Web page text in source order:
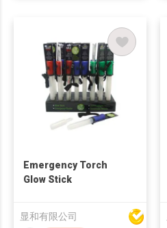
Emergency Torch
Glow Stick
显和有限公司